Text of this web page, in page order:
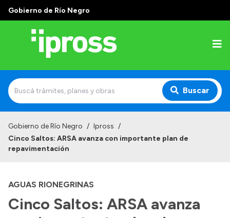
Gobierno de Río Negro
Buscar
Institucional
Autoridades
Delegaciones
Gobierno de Río Negro / Ipross /
Cinco Saltos: ARSA avanza con importante plan de
repavimentación
AGUAS RIONEGRINAS
Cinco Saltos: ARSA avanza